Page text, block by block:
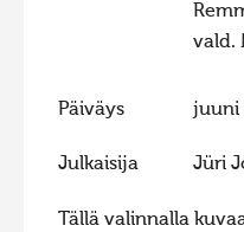
vald.
Päiväys juuni
Julkaisija Jüri
Tällä valinnalla